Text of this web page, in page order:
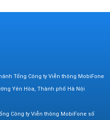
Tổng Công ty Viễn thông MobiFone
Yên Hòa, Thành phố Hà Nội
Công ty Viễn thông MobiFone số